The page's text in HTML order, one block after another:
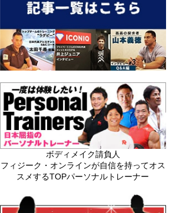
ボディメイク請負人
フィジーク・オンラインが自信を持ってオス
スメするTOPパーソナルトレーナー